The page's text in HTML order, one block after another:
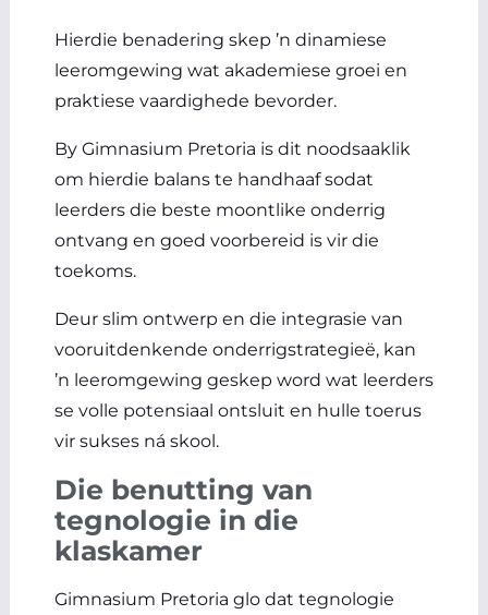
Hierdie benadering skep ’n dinamiese
leeromgewing wat akademiese groei en
praktiese vaardighede bevorder.
By Gimnasium Pretoria is dit noodsaaklik
om hierdie balans te handhaaf sodat
leerders die beste moontlike onderrig
ontvang en goed voorbereid is vir die
toekoms.
Deur slim ontwerp en die integrasie van
vooruitdenkende onderrigstrategieë, kan
’n leeromgewing geskep word wat leerders
se volle potensiaal ontsluit en hulle toerus
vir sukses ná skool.
Die benutting van
tegnologie in die
klaskamer
Gimnasium Pretoria glo dat tegnologie